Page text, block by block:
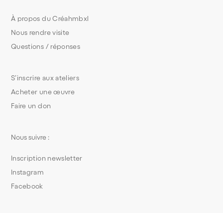
S’inscrire aux ateliers
Acheter une œuvre
Faire un don
À propos du Créahmbxl
Nous rendre visite
Questions / réponses
Nous suivre :
Inscription newsletter
Instagram
Facebook